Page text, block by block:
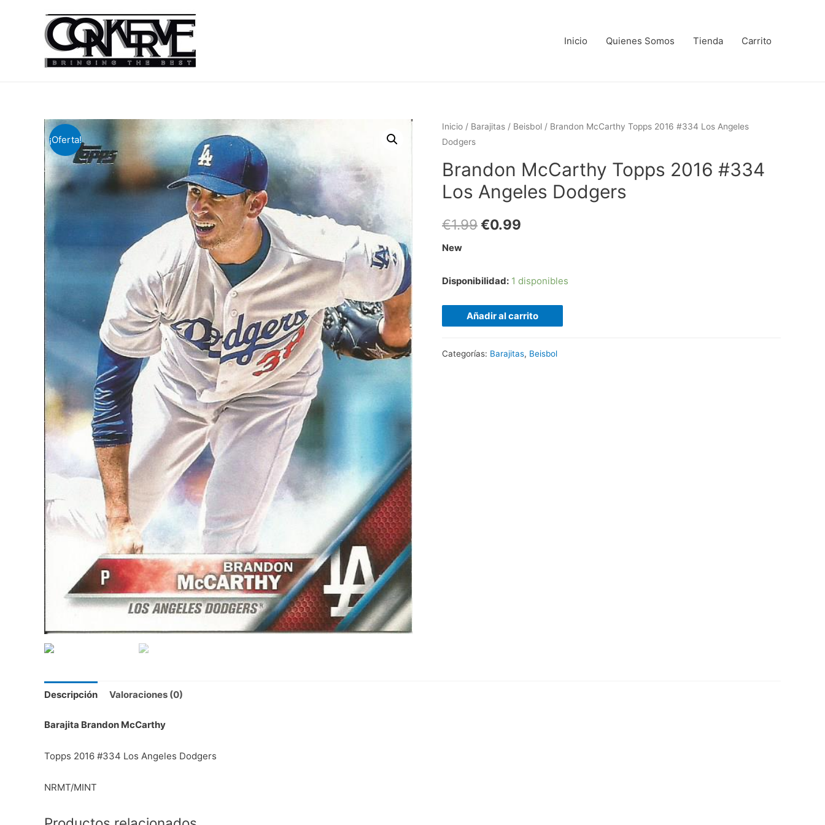
Inicio Quienes Somos Tienda Carrito
¡Oferta!
Inicio / Barajitas / Beisbol / Brandon McCarthy Topps 2016 #334 Los Angeles
Dodgers
Brandon McCarthy Topps 2016 #334
Los Angeles Dodgers
€1.99€0.99
New
Disponibilidad: 1 disponibles
Añadir al carrito
Categorías: Barajitas, Beisbol
Descripción Valoraciones (0)
Barajita Brandon McCarthy
Topps 2016 #334 Los Angeles Dodgers
NRMT/MINT